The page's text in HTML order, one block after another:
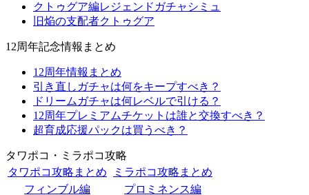
クトゥグア編レジェンドガチャシミュ
旧焔の支配者クトゥグア
12周年記念情報まとめ
12周年情報まとめ
引き直しガチャは何をキープすべき？
ドリームガチャは何レベルで引ける？
12周年プレミアムチケットは誰と交換すべき？
超育成応援パックは買うべき？
タワポコ・ミラポコ攻略
タワポコ攻略まとめ
ミラポコ攻略まとめ
フィンブル編
プロミネンス編